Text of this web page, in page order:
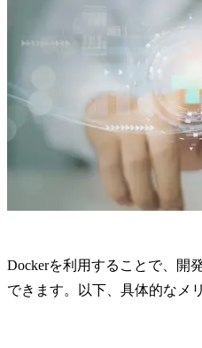
Dockerを利用することで、開
できます。以下、具体的なメ